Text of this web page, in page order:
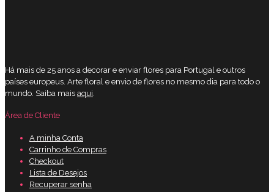
Há mais de 25 anos a decorar e enviar flores para Portugal e outros
países europeus. Arte floral e envio de flores no mesmo dia para todo o
mundo. Saiba mais aqui.
Área de Cliente
A minha Conta
Carrinho de Compras
Checkout
Lista de Desejos
Recuperar senha